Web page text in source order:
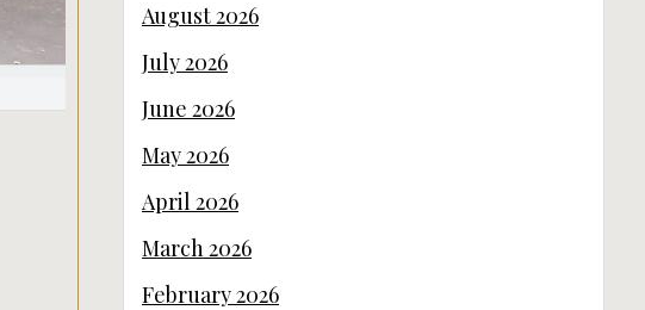
August 2026
July 2026
June 2026
May 2026
April 2026
March 2026
February 2026